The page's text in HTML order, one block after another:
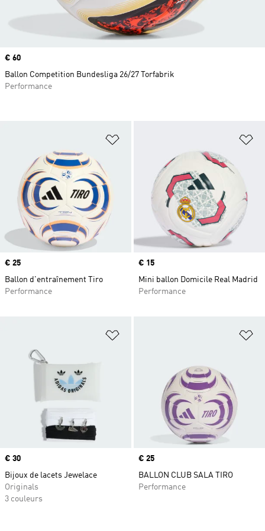
Ajouter à la Liste de produits
Prix
€ 25
Ballon d'entraînement Tiro
Performance
Prix
€ 15
Mini ballon Domicile Real Madrid
Performance
Ajouter à la Liste de produits
Prix
€ 30
Bijoux de lacets Jewelace
Originals
3 couleurs
Prix
€ 25
BALLON CLUB SALA TIRO
Performance
Prix
€ 60
Ballon Competition Bundesliga 26/27 Torfabrik
Performance